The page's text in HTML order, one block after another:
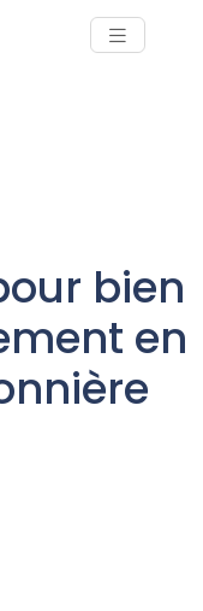
bien
en